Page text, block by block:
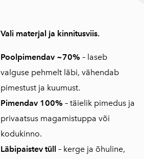
Vali materjal ja kinnitusviis.
Poolpimendav ~70%– laseb
valguse pehmelt läbi, vähendab
pimestust ja kuumust.
Pimendav 100%– täielik pimedus ja
privaatsus magamistuppa või
kodukinno.
Läbipaistev tüll– kerge ja õhuline,